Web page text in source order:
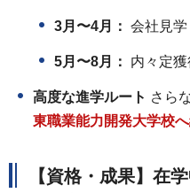
3月〜4月： 会社見学
5月〜8月： 内々定獲
高度な進学ルート さら
東職業能力開発大学校
【資格・成果】在